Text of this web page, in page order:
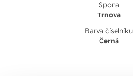
Spona
Trnová
Barva číselníku
Černá